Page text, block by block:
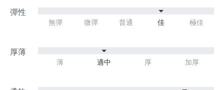
無彈 微彈 普通 佳 極佳
薄 適中 厚 加厚